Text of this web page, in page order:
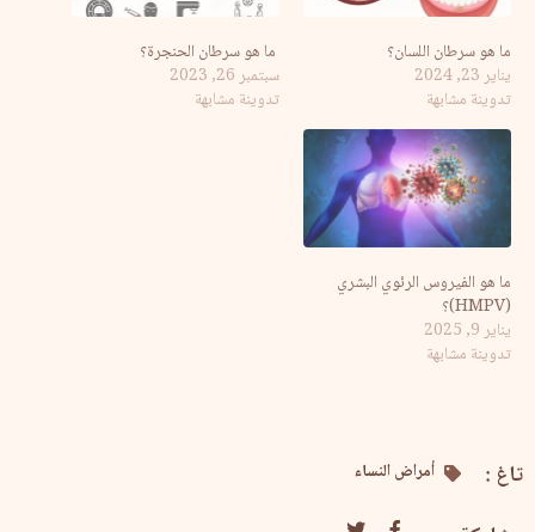
ما هو سرطان اللسان؟
يناير 23, 2024
تدوينة مشابهة
ما هو سرطان الحنجرة؟
سبتمبر 26, 2023
تدوينة مشابهة
ما هو الفيروس الرئوي البشري
(HMPV)؟
يناير 9, 2025
تدوينة مشابهة
تاغ : أمراض النساء